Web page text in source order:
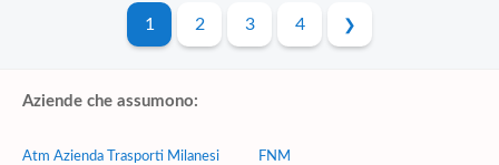
1 2 3 4
Aziende che assumono:
Atm Azienda Trasporti Milanesi FNM